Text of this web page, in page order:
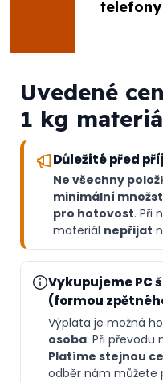
telefony
Uvedené
1 kg
Důležité před
Ne všechny
minimální
pro hotovost. Při
materiál nepřijat
Vykupujeme PC
(formou
Výplata je možná
osoba. Při
Platíme stejnou
odběr nám můžete